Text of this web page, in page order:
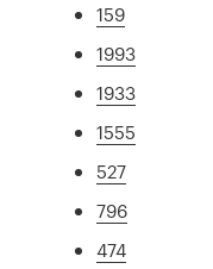
159
1993
1933
1555
527
796
474